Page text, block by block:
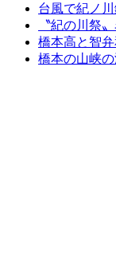
台風で紀ノ
〝紀の川祭
橋本高と智
橋本の山峡